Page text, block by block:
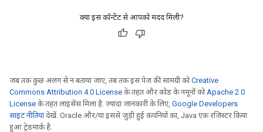
क्या इस कॉन्टेंट से आपको मदद मिली?
जब तक कुछ अलग से न बताया जाए, तब तक इस पेज की सामग्री कोCreative
Commons Attribution 4.0 License के तहत और कोड के नमूनों कोApache 2.0
License के तहत लाइसेंस मिला है. ज़्यादा जानकारी के लिए, Google Developers
साइट नीतियांदेखें. Oracle और/या इससे जुड़ी हुई कंपनियों का, Java एक रजिस्टर किया
हुआ ट्रेडमार्क है.